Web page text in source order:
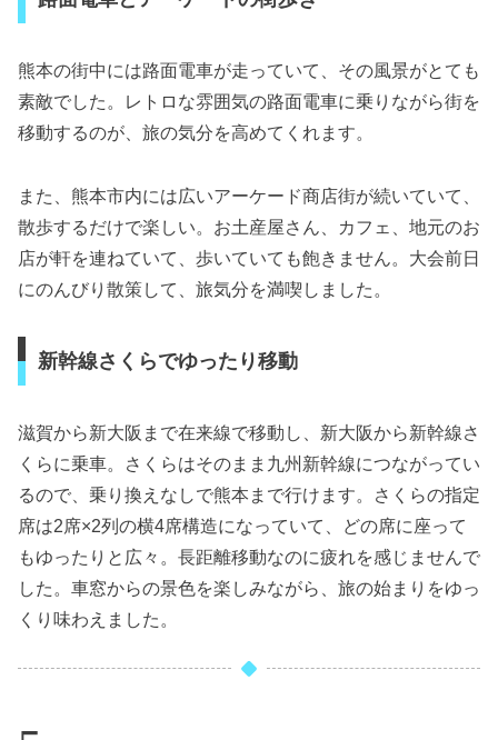
熊本の街中には路面電車が走っていて、その風景がとても
素敵でした。レトロな雰囲気の路面電車に乗りながら街を
移動するのが、旅の気分を高めてくれます。
また、熊本市内には広いアーケード商店街が続いていて、
散歩するだけで楽しい。お土産屋さん、カフェ、地元のお
店が軒を連ねていて、歩いていても飽きません。大会前日
にのんびり散策して、旅気分を満喫しました。
新幹線さくらでゆったり移動
滋賀から新大阪まで在来線で移動し、新大阪から新幹線さ
くらに乗車。さくらはそのまま九州新幹線につながってい
るので、乗り換えなしで熊本まで行けます。さくらの指定
席は2席×2列の横4席構造になっていて、どの席に座って
もゆったりと広々。長距離移動なのに疲れを感じませんで
した。車窓からの景色を楽しみながら、旅の始まりをゆっ
くり味わえました。